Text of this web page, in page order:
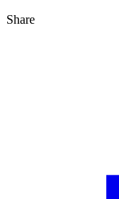
Share